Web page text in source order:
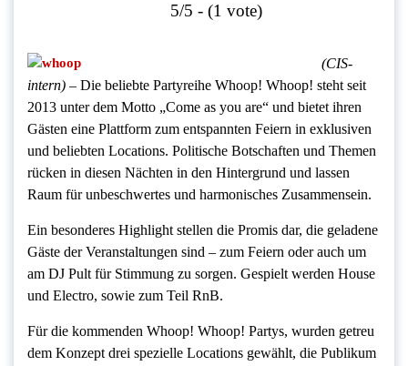
5/5 - (1 vote)
(CIS-
intern) – Die beliebte Partyreihe Whoop! Whoop! steht seit
2013 unter dem Motto „Come as you are“ und bietet ihren
Gästen eine Plattform zum entspannten Feiern in exklusiven
und beliebten Locations. Politische Botschaften und Themen
rücken in diesen Nächten in den Hintergrund und lassen
Raum für unbeschwertes und harmonisches Zusammensein.
Ein besonderes Highlight stellen die Promis dar, die geladene
Gäste der Veranstaltungen sind – zum Feiern oder auch um
am DJ Pult für Stimmung zu sorgen. Gespielt werden House
und Electro, sowie zum Teil RnB.
Für die kommenden Whoop! Whoop! Partys, wurden getreu
dem Konzept drei spezielle Locations gewählt, die Publikum